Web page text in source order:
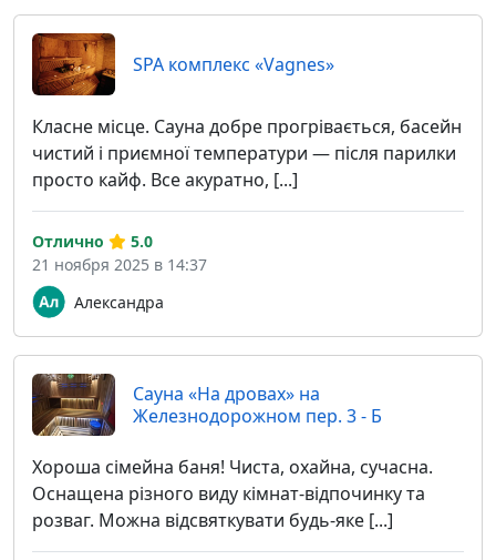
SPA комплекс «Vagnes»
Класне місце. Сауна добре прогрівається, басейн
чистий і приємної температури — після парилки
просто кайф. Все акуратно, [...]
Александра
Отлично
5.0
21 ноября 2025 в 14:37
Cауна «На дровах» на
Железнодорожном пер. 3 - Б
Хороша сімейна баня! Чиста, охайна, сучасна.
Оснащена різного виду кімнат-відпочинку та
розваг. Можна відсвяткувати будь-яке [...]